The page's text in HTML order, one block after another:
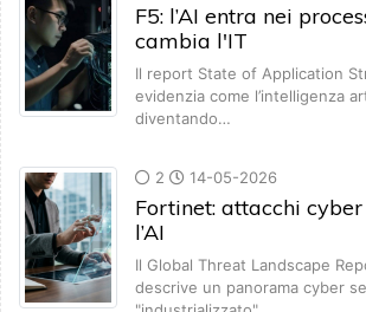
F5: l’AI entra nei
cambia l'IT
Il report State of Application
evidenzia come l’intelligenza
diventando…
2 14-05-2026
Fortinet: attacchi
l’AI
Il Global Threat Landscape
descrive un panorama cyber